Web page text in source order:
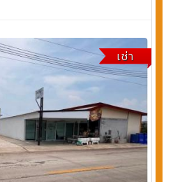
เช่า